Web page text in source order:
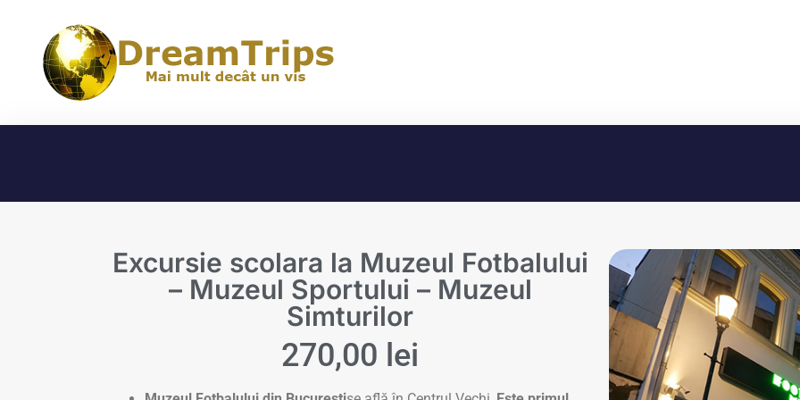
Excursie scolara la Muzeul Fotbalului
– Muzeul Sportului – Muzeul
Simturilor
270,00 lei